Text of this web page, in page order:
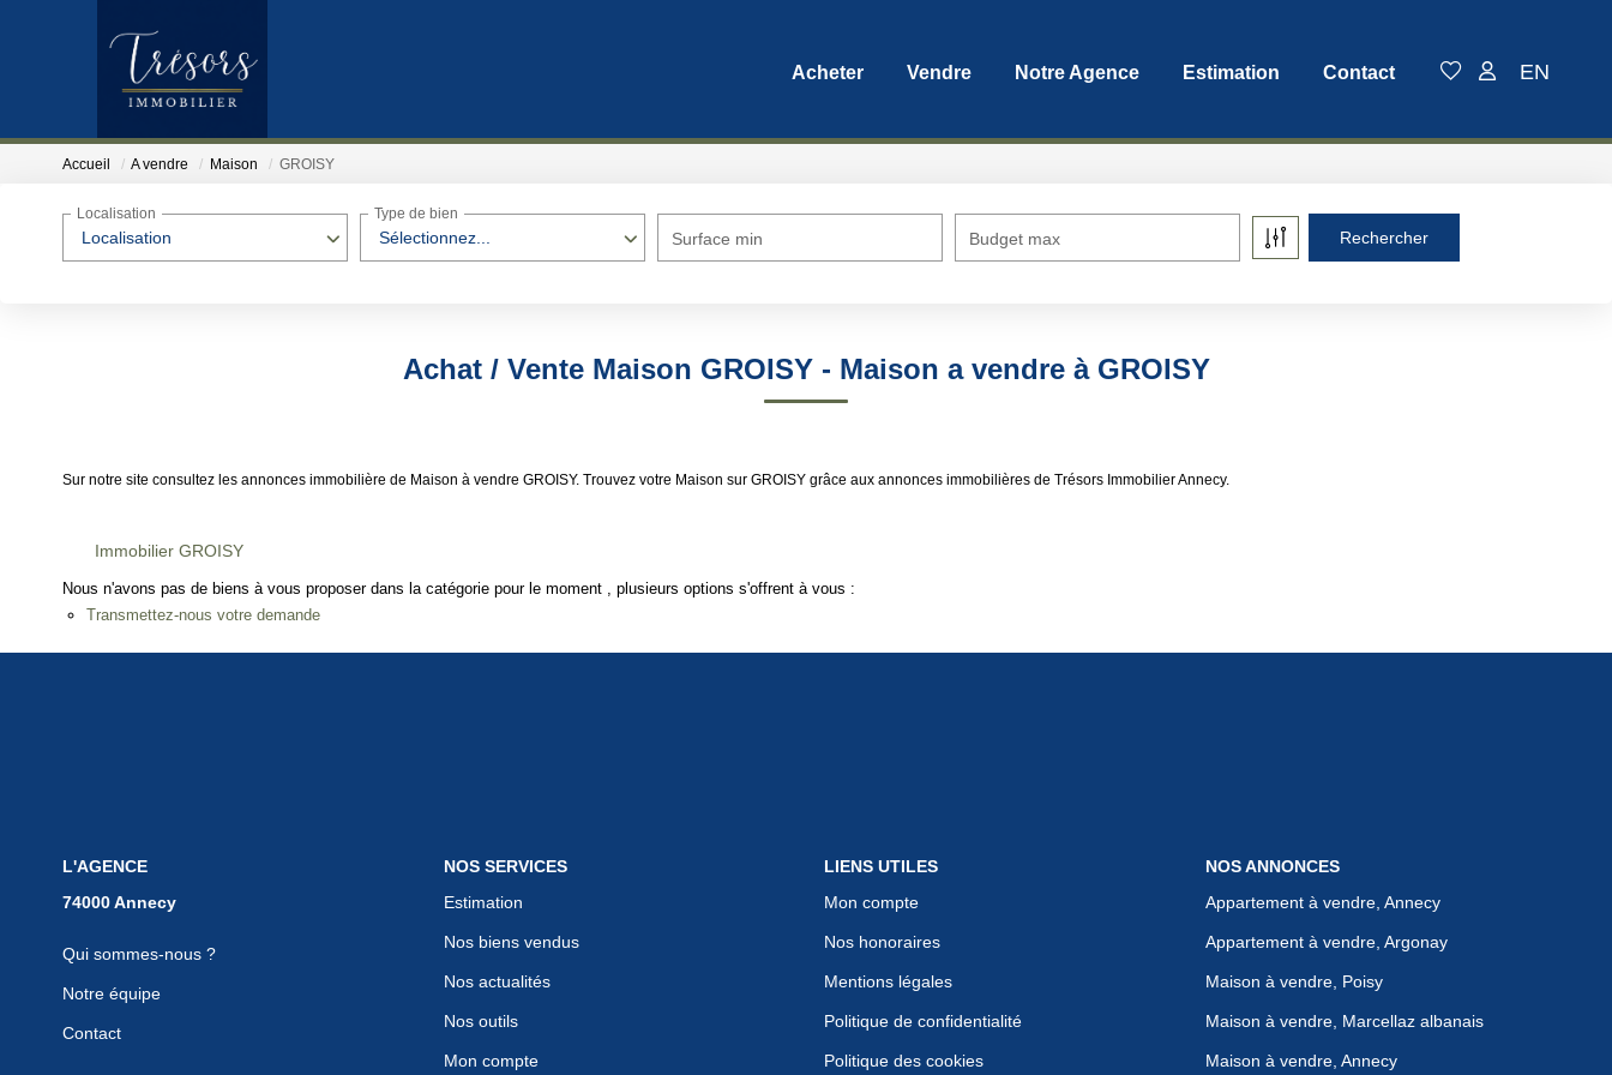
Acheter Vendre Notre Agence Estimation Contact EN
Accueil A vendre Maison GROISY
Localisation
Localisation
Sélectionnez...
Type de bien
Surface min Budget max
Achat / Vente Maison GROISY - Maison a vendre à GROISY
Sur notre site consultez les annonces immobilière de Maison à vendre GROISY. Trouvez votre Maison sur GROISY grâce aux annonces immobilières de Trésors Immobilier Annecy.
Immobilier GROISY
Nous n'avons pas de biens à vous proposer dans la catégorie pour le moment , plusieurs options s'offrent à vous :
Transmettez-nous votre demande
L'AGENCE
Qui sommes-nous ?
Notre équipe
Contact
NOS SERVICES
Estimation
Nos biens vendus
Nos actualités
Nos outils
Mon compte
LIENS UTILES
Mon compte
Nos honoraires
Mentions légales
Politique de confidentialité
Politique des cookies
NOS ANNONCES
Appartement à vendre, Annecy
Appartement à vendre, Argonay
Maison à vendre, Poisy
Maison à vendre, Marcellaz albanais
Maison à vendre, Annecy